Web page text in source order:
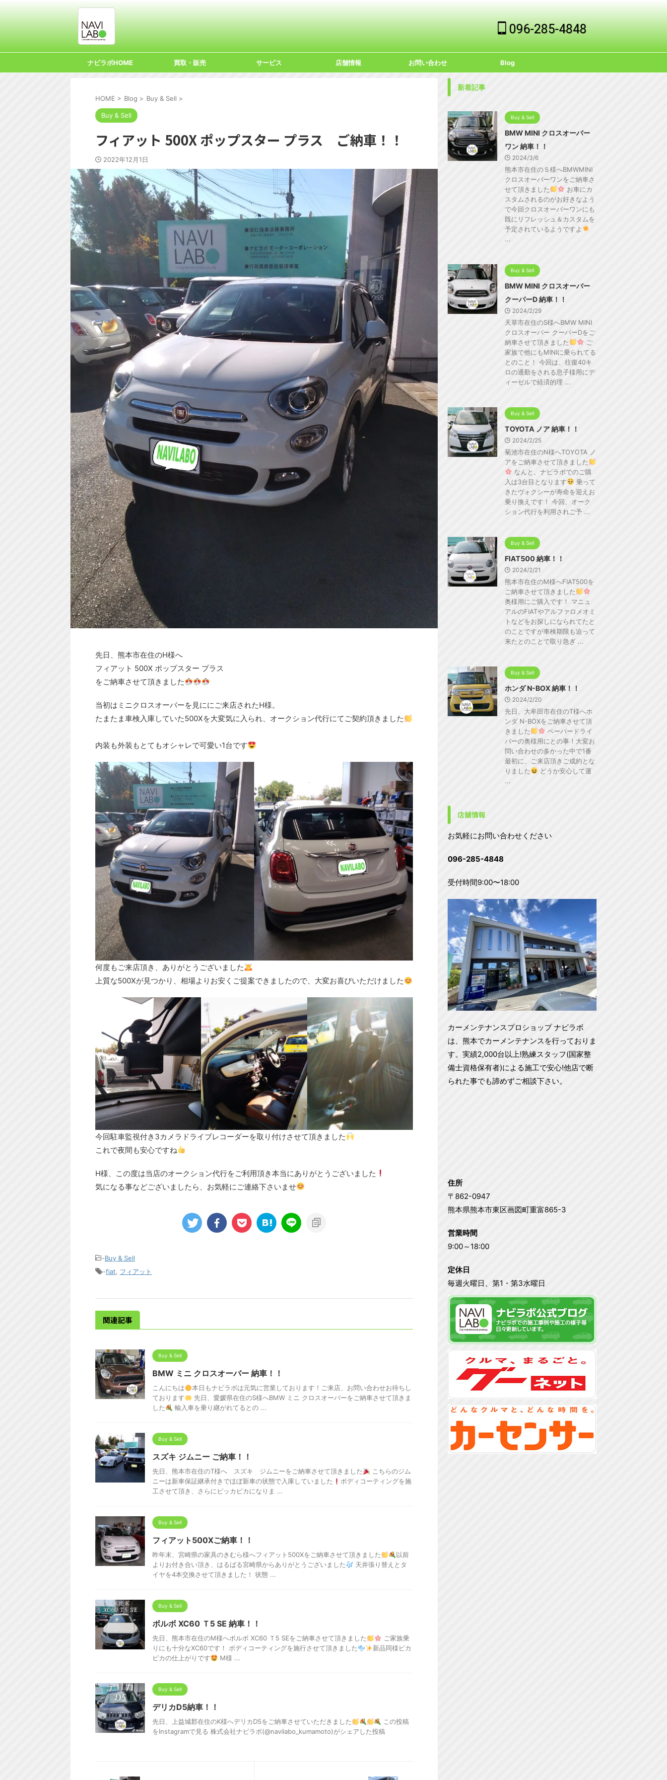
096-285-4848
ナビラボHOME 買取・販売 サービス 店舗情報 お問い合わせ Blog
HOME > Blog > Buy & Sell >
Buy & Sell
フィアット 500X ポップスター プラス ご納車！！
2022年12月1日
先日、熊本市在住のH様へ
フィアット 500X ポップスター プラス
をご納車させて頂きました
当初はミニクロスオーバーを見ににご来店されたH様。
たまたま車検入庫していた500Xを大変気に入られ、オークション代行にてご契約頂きました
内装も外装もとてもオシャレで可愛い1台です
何度もご来店頂き、ありがとうございました
上質な500Xが見つかり、相場よりお安くご提案できましたので、大変お喜びいただけました
今回駐車監視付き3カメラドライブレコーダーを取り付けさせて頂きました
これで夜間も安心ですね
H様、この度は当店のオークション代行をご利用頂き本当にありがとうございました
気になる事などございましたら、お気軽にご連絡下さいませ
-Buy & Sell
-fiat, フィアット
関連記事
Buy & Sell
BMW ミニ クロスオーバー 納車！！
こんにちは
本日もナビラボは元気に営業しております！ご来店、お問い合わせお待ちし
ております
先日、愛媛県在住のS様へBMW ミニ クロスオーバーをご納車させて頂きま
した
輸入車を乗り継がれてるとの ...
Buy & Sell
スズキ ジムニー ご納車！！
先日、熊本市在住のT様へ スズキ ジムニーをご納車させて頂きました
こちらのジム
ニーは新車保証継承付きでほぼ新車の状態で入庫していました
ボディコーティングを施
工させて頂き、さらにピッカピカになりま ...
Buy & Sell
フィアット500Xご納車！！
昨年末、宮崎県の家具のきむら様へフィアット500Xをご納車させて頂きました
以前
よりお付き合い頂き、はるばる宮崎県からありがとうございました
天井張り替えとタ
イヤを4本交換させて頂きました！ 状態 ...
Buy & Sell
ボルボ XC60 Ｔ5 SE 納車！！
先日、熊本市在住のM様へボルボ XC60 Ｔ5 SEをご納車させて頂きました
ご家族乗
りにも十分なXC60です！ ボディコーティングを施行させて頂きました
新品同様ピカ
ピカの仕上がりです
M様 ...
Buy & Sell
デリカD5納車！！
先日、上益城郡在住のK様へデリカD5をご納車させていただきました
この投稿
をInstagramで見る 株式会社ナビラボ(@navilabo_kumamoto)がシェアした投稿
新着記事
Buy & Sell
BMW MINI クロスオーバー
ワン 納車！！
2024/3/6
熊本市在住のＳ様へBMWMINI
クロスオーバーワンをご納車さ
せて頂きました
お車にカ
スタムされるのがお好きなよう
で今回クロスオーバーワンにも
既にリフレッシュ＆カスタムを
予定されているようですよ
...
Buy & Sell
BMW MINI クロスオーバー
クーパーD 納車！！
2024/2/29
天草市在住のS様へBMW MINI
クロスオーバー クーパーDをご
納車させて頂きました
ご
家族で他にもMINIに乗られてる
とのこと！ 今回は、往復40キ
ロの通勤をされる息子様用にデ
ィーゼルで経済的理 ...
Buy & Sell
TOYOTA ノア 納車！！
2024/2/25
菊池市在住のN様へTOYOTA ノ
アをご納車させて頂きました
なんと、ナビラボでのご購
入は3台目となります
乗って
きたヴォクシーが寿命を迎えお
乗り換えです！ 今回、オーク
ション代行を利用されご予 ...
Buy & Sell
FIAT500 納車！！
2024/2/21
熊本市在住のM様へFIAT500を
ご納車させて頂きました
奥様用にご購入です！ マニュ
アルのFIATやアルファロメオミ
トなどをお探しになられてたと
のことですが車検期限も迫って
来たとのことで取り急ぎ ...
Buy & Sell
ホンダ N-BOX 納車！！
2024/2/20
先日、大牟田市在住のT様へホ
ンダ N-BOXをご納車させて頂
きました
ペーパードライ
バーの奥様用にとの事！大変お
問い合わせの多かった中で1番
最初に、ご来店頂きご成約とな
りました
どうか安心して運
...
店舗情報
お気軽にお問い合わせください
096-285-4848
受付時間9:00〜18:00
カーメンテナンスプロショップ ナビラボ
は、熊本でカーメンテナンスを行っておりま
す。実績2,000台以上!熟練スタッフ(国家整
備士資格保有者)による施工で安心!他店で断
られた事でも諦めずご相談下さい。
住所
〒862-0947
熊本県熊本市東区画図町重富865-3
営業時間
9:00～18:00
定休日
毎週火曜日、第1・第3水曜日